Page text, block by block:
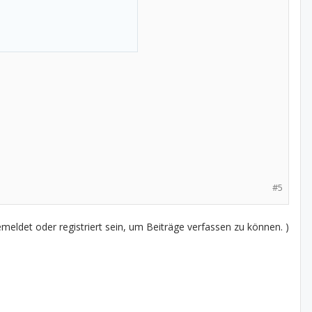
unn sich eins hinner
#5
oder registriert sein, um Beiträge verfassen zu können. )